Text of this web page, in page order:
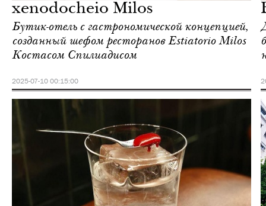
xenodocheio Milos
Бутик-отель с гастрономической концепцией,
созданный шефом ресторанов Estiatorio Milos
Костасом Спилиадисом
2025-07-10 00:15:00